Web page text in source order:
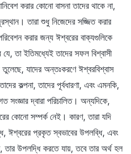
করার কোনো বাসনা তাদের থাকে না,
তারা শুধু নিজেদের সজ্জিত করার
করার জন্য ঈশ্বরের বাক্যগুলিকে
তা ইতিমধ্যেই তাদের সফল বিশ্বাসী
যাদের অন্তঃকরণে ঈশ্বরবিশ্বাস
কল্পনা, তাদের পূর্বধারণা, এবং এমনকি,
সংজ্ঞার দ্বারা পরিচালিত। অন্যদিকে,
কোনো সম্পর্ক নেই। কারণ, তারা যদি
ঈশ্বরের প্রকৃত স্বভাবের উপলব্ধি, এবং
তার উপলদ্ধি করতে যায়, তবে তার অর্থ হল